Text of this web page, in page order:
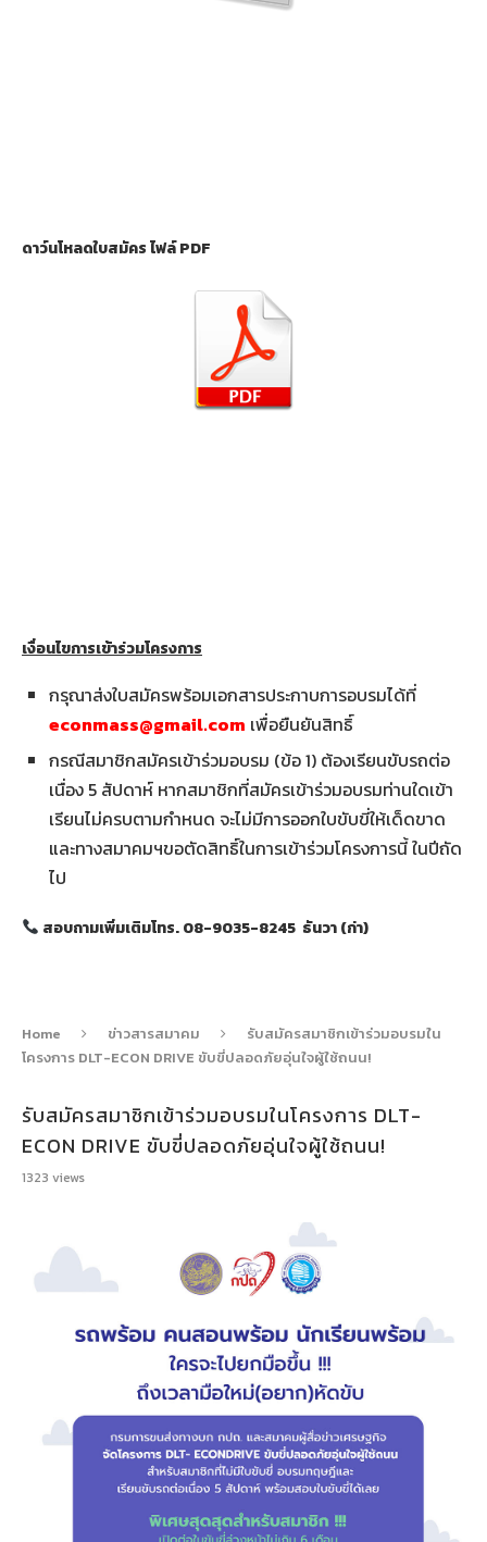
ดาว์นโหลดใบสมัคร ไฟล์ PDF
เงื่อนไขการเข้าร่วมโครงการ
กรุณาส่งใบสมัครพร้อมเอกสารประกาบการอบรมได้ที่
econmass@gmail.com เพื่อยืนยันสิทธิ์
กรณีสมาชิกสมัครเข้าร่วมอบรม (ข้อ 1) ต้องเรียนขับรถต่อ
เนื่อง 5 สัปดาห์ หากสมาชิกที่สมัครเข้าร่วมอบรมท่านใดเข้า
เรียนไม่ครบตามกำหนด จะไม่มีการออกใบขับขี่ให้เด็ดขาด
และทางสมาคมฯขอตัดสิทธิ์ในการเข้าร่วมโครงการนี้ ในปีถัด
ไป
สอบถามเพิ่มเติมโทร. 08-9035-8245 ธันวา (ก่า)
Home ข่าวสารสมาคม
รับสมัครสมาชิกเข้าร่วมอบรมใน
โครงการ DLT-ECON DRIVE ขับขี่ปลอดภัยอุ่นใจผู้ใช้ถนน!
รับสมัครสมาชิกเข้าร่วมอบรมในโครงการ DLT-
ECON DRIVE ขับขี่ปลอดภัยอุ่นใจผู้ใช้ถนน!
1323 views